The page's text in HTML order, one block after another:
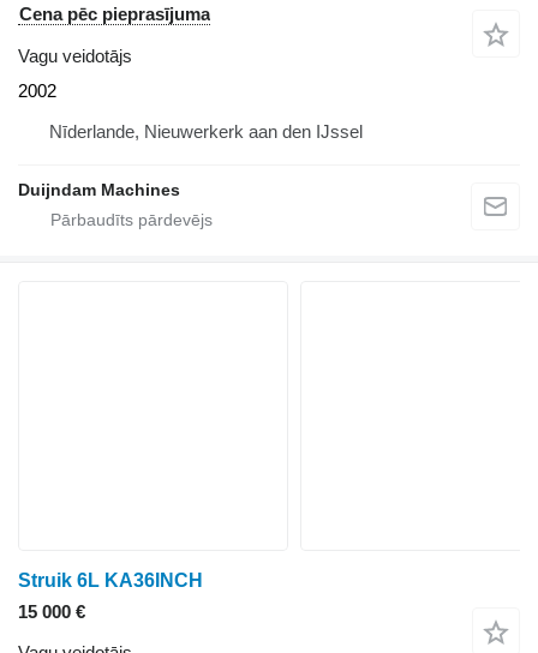
Cena pēc pieprasījuma
Vagu veidotājs
2002
Nīderlande, Nieuwerkerk aan den IJssel
Duijndam Machines
Struik 6L KA36INCH
15 000 €